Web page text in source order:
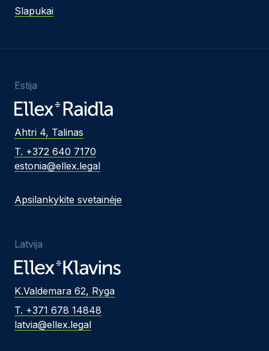
Slapukai
Estija
Ahtri 4, Talinas
T. +372 640 7170
estonia@ellex.legal
Apsilankykite svetainėje
Latvija
K.Valdemara 62, Ryga
T. +371 678 14848
latvia@ellex.legal